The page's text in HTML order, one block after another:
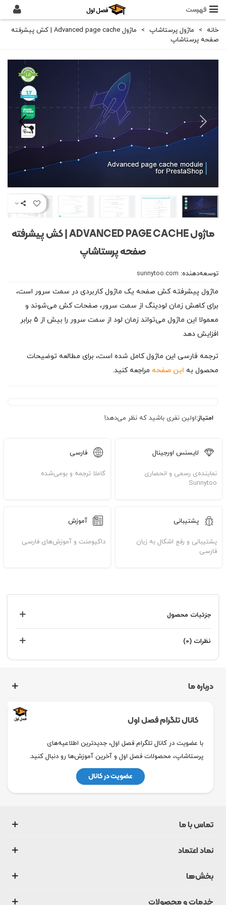
فهرست
خانه > ماژول پرستاشاپ >
ماژول Advanced page cache | کش پیشرفته
صفحه پرستاشاپ
ماژول ADVANCED PAGE CACHE | کش پیشرفته
صفحه پرستاشاپ
توسعه‌دهنده: sunnytoo.com
ماژول پیشرفته کش صفحه یک ماژول کاربردی در سمت سرور است،
برای کاهش زمان لودینگ از سمت سرور، صفحات کش می‌شوند و
معمولا این ماژول می‌تواند زمان لود از سمت سرور را بیش از 5 برابر
افزایش دهد
ترجمه فارسی این ماژول کامل شده است، برای مطالعه توضیحات
محصول به این صفحه مراجعه کنید.
امتیاز:اولین نفری باشید که نظر می‌دهد!
لایسنس اورجینال
نماینده‌ی رسمی و انحصاری
Sunnytoo
فارسی
کاملا ترجمه و بومی‌شده
پشتیبانی
پشتیبانی و رفع اشکال به زبان
فارسی
آموزش
داکیومنت و آموزش‌های فارسی
جزئیات محصول
نظرات (0)
درباره ما
کانال تلگرام فصل اول
با عضویت در کانال تلگرام فصل اول، جدیدترین اطلاعیه‌های
پرستاشاپ، محصولات فصل اول و آخرین آموزش‌ها رو دنبال کنید.
عضویت در کانال
تماس با ما
نماد اعتماد
بخش‌ها
خدمات و محصولات